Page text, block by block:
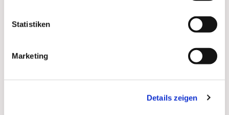
Statistiken
Marketing
Details zeigen
Dies könnte Sie auch